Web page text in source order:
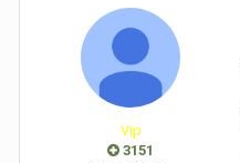
Vip
3151